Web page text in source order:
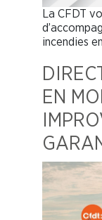
La CFDT
incendies
EN